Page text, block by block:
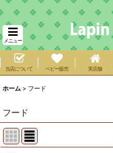
メニュー
当店について ベビー販売 実店舗
ホーム > フード
フード